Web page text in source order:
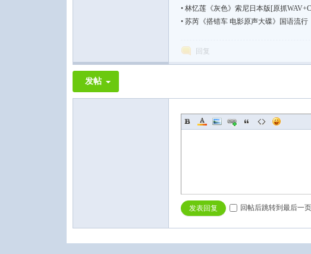
• 林忆莲《灰色》索尼日本版[原抓
• 苏芮《搭错车 电影原声大碟》国语流行
回复
发帖
发表回复 回帖后跳转到最后一页